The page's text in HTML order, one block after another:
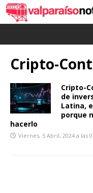
Cripto-
Cripto-
de
Latina,
porque
hacerlo
Viernes, 5 Abril, 2024 a las